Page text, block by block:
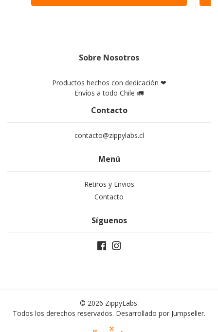
Sobre Nosotros
Productos hechos con dedicación ❤
Envíos a todo Chile 🚛
Contacto
contacto@zippylabs.cl
Menú
Retiros y Envios
Contacto
Síguenos
© 2026 ZippyLabs.
Todos los derechos reservados. Desarrollado por Jumpseller.